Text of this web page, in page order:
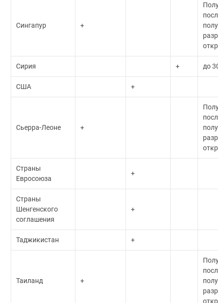
Сингапур +
Сирия + до
США +
Сьерра-Леоне +
Страны
Евросоюза
+
Страны
Шенгенского
соглашения
+
Таджикистан +
Таиланд +